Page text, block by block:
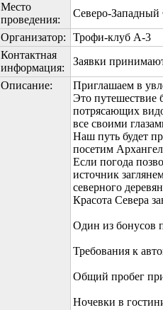
Место
проведения:
Северо-Западный
Организатор:
Трофи-клуб А-3
Контактная
информация:
Заявки
Описание:
Приглашаем в
Это путешествие
потрясающих
все своими
Наш путь будет
посетим
Если погода
источник
северного
Красота Севера
Один из бонусов
Требования к
Общий пробег
Ночевки в